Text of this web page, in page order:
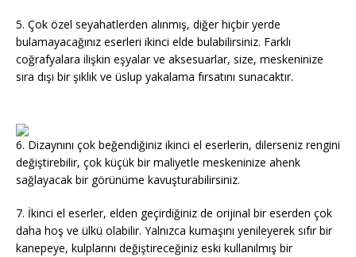
5. Çok özel seyahatlerden alınmış, diğer hiçbir yerde
bulamayacağınız eserleri ikinci elde bulabilirsiniz. Farklı
coğrafyalara ilişkin eşyalar ve aksesuarlar, size, meskeninize
sıra dışı bir şıklık ve üslup yakalama fırsatını sunacaktır.
6. Dizaynını çok beğendiğiniz ikinci el eserlerin, dilerseniz rengini
değiştirebilir, çok küçük bir maliyetle meskeninize ahenk
sağlayacak bir görünüme kavuşturabilirsiniz.
7. İkinci el eserler, elden geçirdiğiniz de orijinal bir eserden çok
daha hoş ve ülkü olabilir. Yalnızca kumaşını yenileyerek sıfır bir
kanepeye, kulplarını değiştireceğiniz eski kullanılmış bir